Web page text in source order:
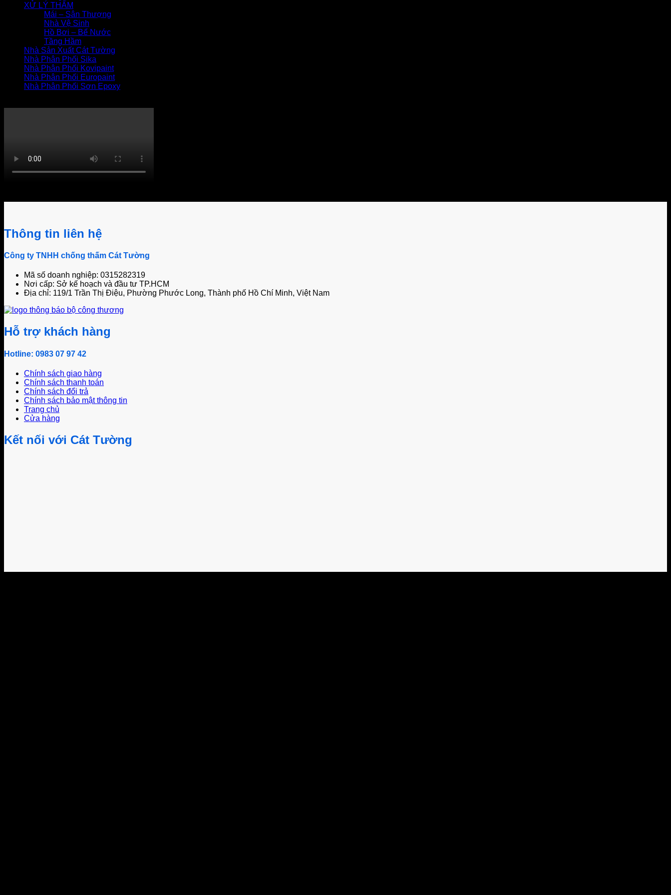
XỬ LÝ THẤM
Mái – Sân Thượng
Nhà Vệ Sinh
Hồ Bơi – Bể Nước
Tầng Hầm
Nhà Sản Xuất Cát Tường
Nhà Phân Phối Sika
Nhà Phân Phối Kovipaint
Nhà Phân Phối Europaint
Nhà Phân Phối Sơn Epoxy
Thông tin liên hệ
Công ty TNHH chống thấm Cát Tường
Mã số doanh nghiệp: 0315282319
Nơi cấp: Sở kế hoạch và đầu tư TP.HCM
Địa chỉ: 119/1 Trần Thị Điệu, Phường Phước Long, Thành phố Hồ Chí Minh, Việt Nam
Hỗ trợ khách hàng
Hotline: 0983 07 97 42
Chính sách giao hàng
Chính sách thanh toán
Chính sách đổi trả
Chính sách bảo mật thông tin
Trang chủ
Cửa hàng
Kết nối với Cát Tường